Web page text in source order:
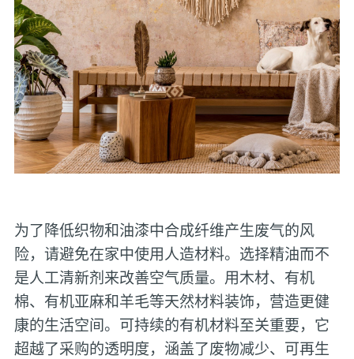
为了降低织物和油漆中合成纤维产生废气的风
险，请避免在家中使用人造材料。选择精油而不
是人工清新剂来改善空气质量。用木材、有机
棉、有机亚麻和羊毛等天然材料装饰，营造更健
康的生活空间。可持续的有机材料至关重要，它
超越了采购的透明度，涵盖了废物减少、可再生